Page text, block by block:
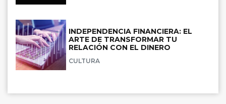
INDEPENDENCIA FINANCIERA: EL
ARTE DE TRANSFORMAR TU
RELACIÓN CON EL DINERO
CULTURA